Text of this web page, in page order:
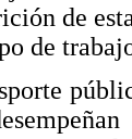
de
de